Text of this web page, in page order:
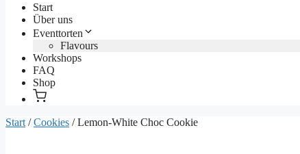
Start
Über uns
Eventtorten
Flavours
Workshops
FAQ
Shop
Start /Cookies / Lemon-White Choc Cookie